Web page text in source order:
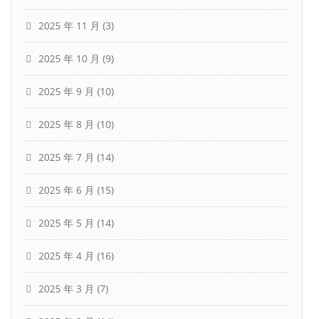
2025 年 11 月 (3)
2025 年 10 月 (9)
2025 年 9 月 (10)
2025 年 8 月 (10)
2025 年 7 月 (14)
2025 年 6 月 (15)
2025 年 5 月 (14)
2025 年 4 月 (16)
2025 年 3 月 (7)